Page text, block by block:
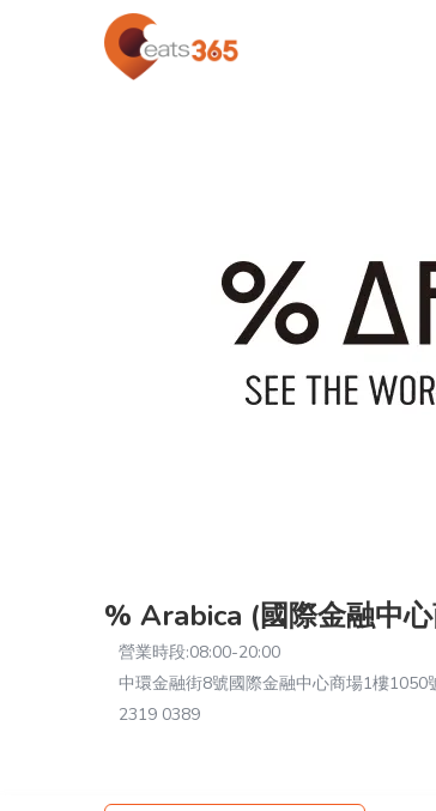
% Arabica (國際金融中
營業時段:08:00-20:00
中環金融街8號國際金融中心商場1樓1050
2319 0389